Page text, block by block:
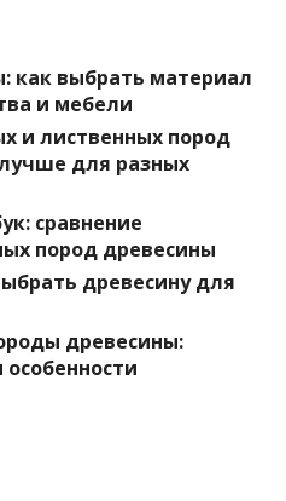
как выбрать материал
и мебели
и лиственных пород
для разных
сравнение
пород древесины
древесину для
древесины: